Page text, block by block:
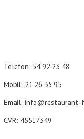
Telefon: 54 92 23 48
Mobil: 21 26 35 95
Email: info@restaurant-
CVR: 45517349